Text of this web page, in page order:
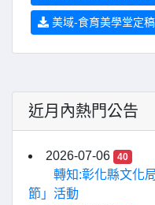
美域-食育美學堂定
近月內熱門公告
2026-07-06 40
轉知:彰化縣文化
節」活動